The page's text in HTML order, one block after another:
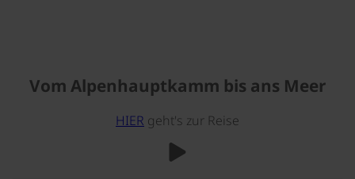
Vom Alpenhauptkamm bis ans Meer
HIER geht's zur Reise